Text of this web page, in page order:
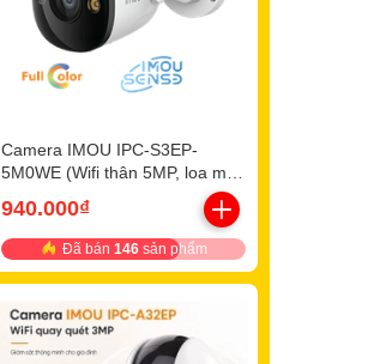
Camera IMOU IPC-S3EP-
5M0WE (Wifi thân 5MP, loa mic,
940.000₫
Đã bán 146 sản phẩm